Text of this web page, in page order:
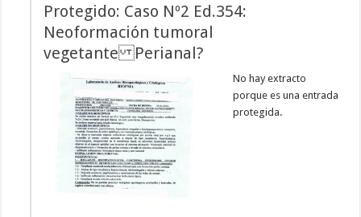
Protegido: Caso Nº2 Ed.354:
Neoformación tumoral
vegetante Perianal?
No hay extracto
porque es una entrada
protegida.